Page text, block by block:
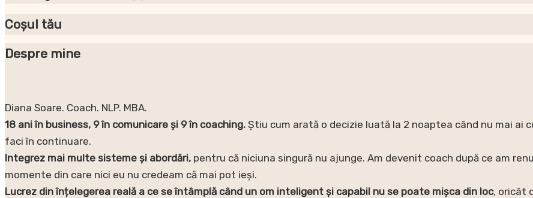
Coșul tău
Despre mine
Diana Soare. Coach. NLP. MBA.
18 ani în business, 9 în comunicare și 9 în coaching. Știu cum arată o decizie luată la 2 noaptea când nu mai ai
faci în continuare.
Integrez mai multe sisteme și abordări, pentru că niciuna singură nu ajunge. Am devenit coach după ce am
momente din care nici eu nu credeam că mai pot ieși.
Lucrez din înțelegerea reală a ce se întâmplă când un om inteligent și capabil nu se poate mișca din loc, oricât